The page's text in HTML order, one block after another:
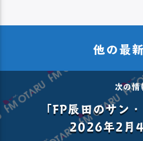
他の最
次の情
「FP辰田のサン
2026年2月